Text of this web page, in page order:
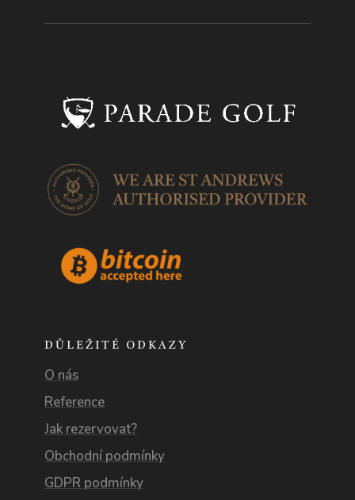
DŮLEŽITÉ ODKAZY
O nás
Reference
Jak rezervovat?
Obchodní podmínky
GDPR podmínky